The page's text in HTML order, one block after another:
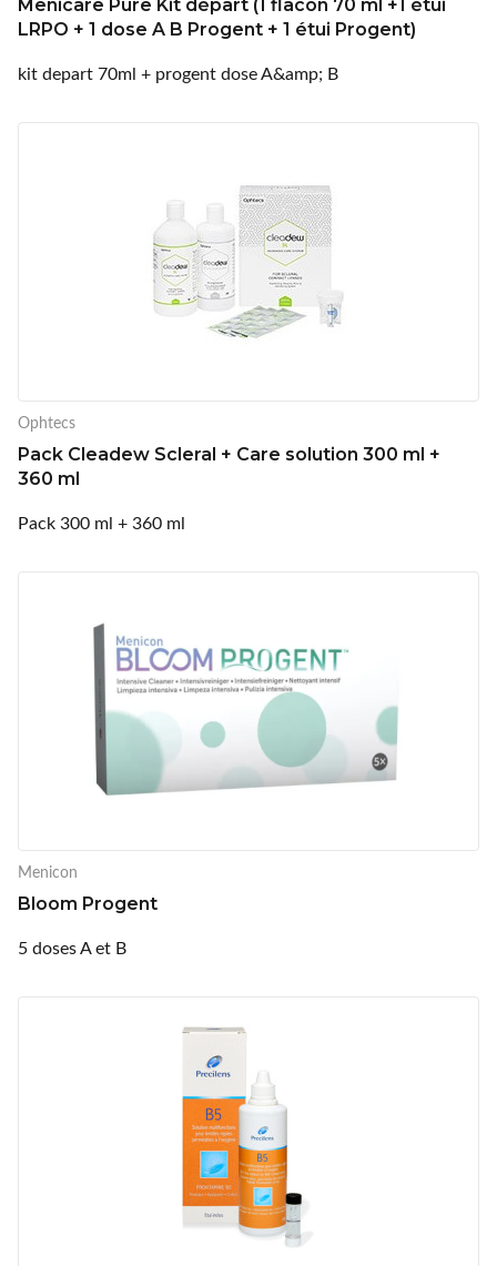
Menicare Pure Kit départ (1 flacon 70 ml +1 étui
LRPO + 1 dose A B Progent + 1 étui Progent)
kit depart 70ml + progent dose A&amp; B
Ophtecs
Pack Cleadew Scleral + Care solution 300 ml +
360 ml
Pack 300 ml + 360 ml
Menicon
Bloom Progent
5 doses A et B